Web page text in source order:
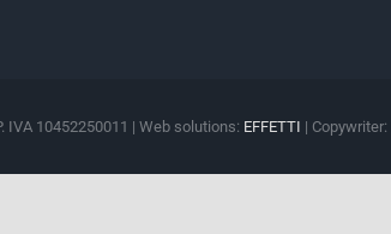
IVA 10452250011 | Web solutions: EFFETTI | Copywriter: